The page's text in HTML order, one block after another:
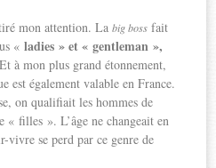
mon attention. Labig boss fait
«ladies » et « gentleman »,
à mon plus grand étonnement,
est également valable en France.
on qualifiait les hommes de
« filles ». L’âge ne changeait en
se perd par ce genre de